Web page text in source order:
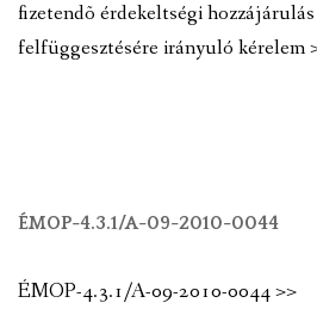
fizetendõ érdekeltségi
felfüggesztésére irányuló kérelem
ÉMOP-4.3.1/A-09-2010-0044
ÉMOP-4.3.1/A-09-2010-0044 >>